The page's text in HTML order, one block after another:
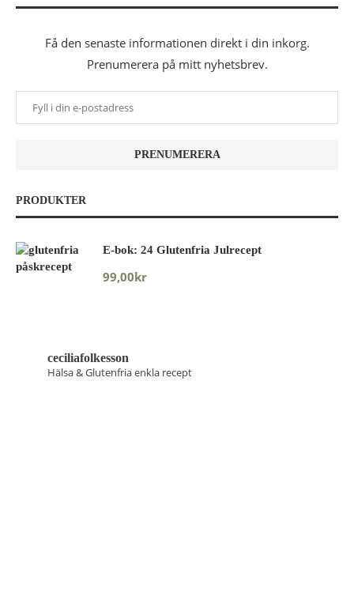
Få den senaste informationen direkt i din inkorg.
Prenumerera på mitt nyhetsbrev.
PRODUKTER
E-bok: 24 Glutenfria Julrecept
99,00kr
ceciliafolkesson
Hälsa & Glutenfria enkla recept